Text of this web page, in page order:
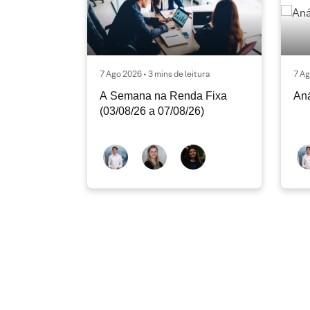
7 Ago 2026 • 3 mins de leitura
A Semana na Renda Fixa
(03/08/26 a 07/08/26)
7